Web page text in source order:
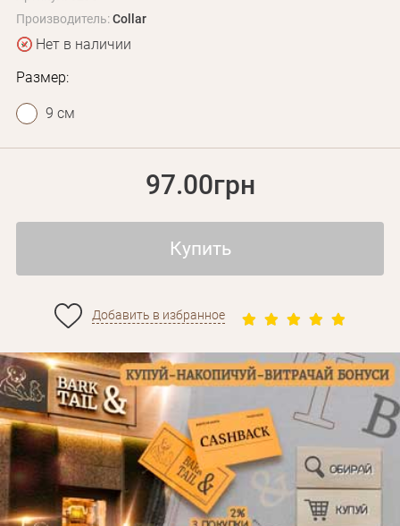
Производитель:Collar
Нет в наличии
Размер:
9 см
97.00грн
Купить
Добавить в избранное
Забыли пароль?